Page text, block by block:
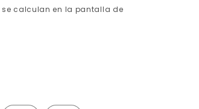
se calculan en la pantalla de